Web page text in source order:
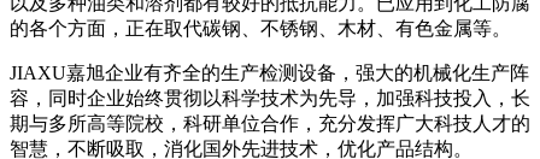
的各个方面，正在取代碳钢、不锈钢、木材、有色金属等。
JIAXU嘉旭企业有齐全的生产检测设备，强大的机械化生产阵
容，同时企业始终贯彻以科学技术为先导，加强科技投入，长
期与多所高等院校，科研单位合作，充分发挥广大科技人才的
智慧，不断吸取，消化国外先进技术，优化产品结构。